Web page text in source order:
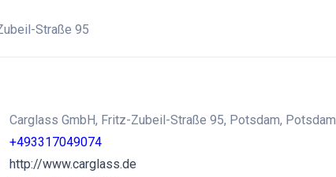
Straße 95
Carglass GmbH, Fritz-Zubeil-Straße 95, Potsdam, Potsdam
+493317049074
http://www.carglass.de